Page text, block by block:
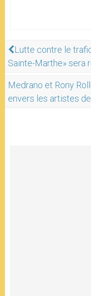
Lutte contre le
Sainte-Marthe» sera
Medrano et Rony
envers les artistes